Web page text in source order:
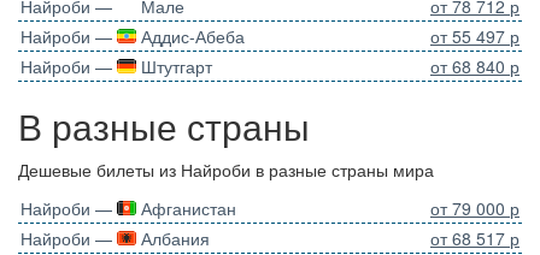
Найроби — Мале
от 78 712 р
Найроби —
Аддис-Абеба
от 55 497 р
Найроби —
Штутгарт от 68 840 р
В разные страны
Дешевые билеты из Найроби в разные страны мира
Найроби —
Афганистан
от 79 000 р
Найроби —
Албания
от 68 517 р